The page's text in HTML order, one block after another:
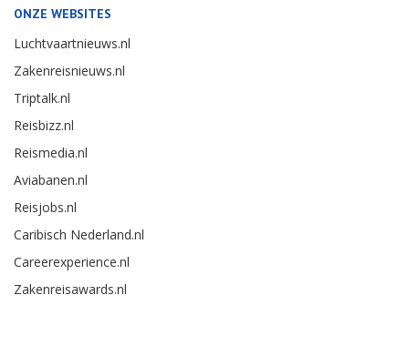
ONZE WEBSITES
Luchtvaartnieuws.nl
Zakenreisnieuws.nl
Triptalk.nl
Reisbizz.nl
Reismedia.nl
Aviabanen.nl
Reisjobs.nl
Caribisch Nederland.nl
Careerexperience.nl
Zakenreisawards.nl